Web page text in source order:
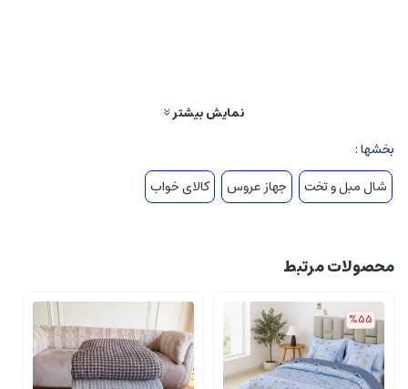
نمایش بیشتر
بخشها :
شال مبل و تخت
جهاز عروس کالای خواب
محصولات مرتبط
%55